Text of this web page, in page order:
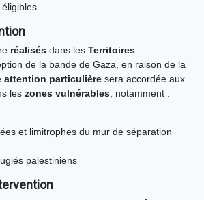
réalisésdans les Territoires
de la bande de Gaza, en raison de la
attention particulièresera accordée aux
les zones vulnérables, notamment :
et limitrophes du mur de séparation
palestiniens